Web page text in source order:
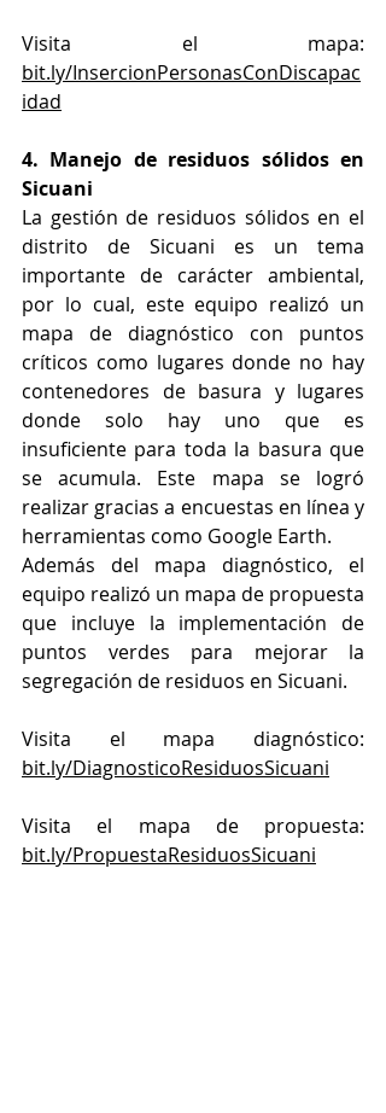
bit.ly/InsercionPersonasConDiscapac
idad
4. Manejo de residuos sólidos en
Sicuani
La gestión de residuos sólidos en el
distrito de Sicuani es un tema
importante de carácter ambiental,
por lo cual, este equipo realizó un
mapa de diagnóstico con puntos
críticos como lugares donde no hay
contenedores de basura y lugares
donde solo hay uno que es
insuficiente para toda la basura que
se acumula. Este mapa se logró
realizar gracias a encuestas en línea y
herramientas como Google Earth.
Además del mapa diagnóstico, el
equipo realizó un mapa de propuesta
que incluye la implementación de
puntos verdes para mejorar la
segregación de residuos en Sicuani.
bit.ly/DiagnosticoResiduosSicuani
bit.ly/PropuestaResiduosSicuani